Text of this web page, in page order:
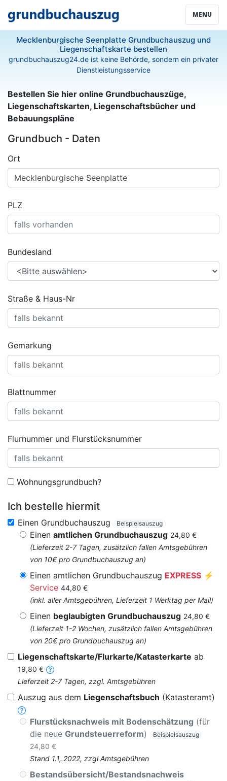
MENU
Mecklenburgische Seenplatte Grundbuchauszug und
Liegenschaftskarte bestellen
grundbuchauszug24.de ist keine Behörde, sondern ein privater
Dienstleistungsservice
Bestellen Sie hier online Grundbuchauszüge,
Liegenschaftskarten, Liegenschaftsbücher und
Bebauungspläne
Grundbuch - Daten
Ort
PLZ
Bundesland
Straße & Haus-Nr
Gemarkung
Blattnummer
Flurnummer und Flurstücksnummer
Wohnungsgrundbuch?
Ich bestelle hiermit
Einen Grundbuchauszug Beispielsauszug
Einen amtlichen Grundbuchauszug 24,80 €
(Lieferzeit 2-7 Tagen, zusätzlich fallen Amtsgebühren
von 10€ pro Grundbuchauszug an)
Einen amtlichen Grundbuchauszug EXPRESS ⚡
Service 44,80 €
(inkl. aller Amtsgebühren, Lieferzeit 1 Werktag per Mail)
Einen beglaubigten Grundbuchauszug 24,80 €
(Lieferzeit 1-2 Wochen, zusätzlich fallen Amtsgebühren
von 20€ pro Grundbuchauszug an)
Liegenschaftskarte/Flurkarte/Katasterkarte ab
19,80 €
Lieferzeit 2-7 Tagen, zzgl. Amtsgebühren
Auszug aus dem Liegenschaftsbuch (Katasteramt)
Flurstücksnachweis mit Bodenschätzung (für
die neue Grundsteuerreform) Beispielsauszug
24,80 €
Stand 1.1,.2022, zzgl Amtsgebühren
Bestandsübersicht/Bestandsnachweis